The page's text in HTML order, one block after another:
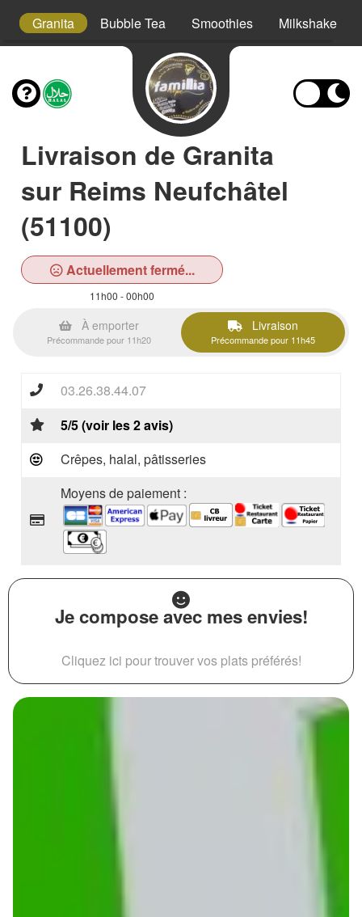
Granita Bubble Tea Smoothies Milkshake
Livraison de Granita
sur Reims Neufchâtel
(51100)
Actuellement fermé...
11h00 - 00h00
À emporter
Précommande pour 11h20
Livraison
Précommande pour 11h45
03.26.38.44.07
5/5 (voir les 2 avis)
Crêpes, halal, pâtisseries
Moyens de paiement :
Je compose avec mes envies!
Cliquez ici pour trouver vos plats préférés!